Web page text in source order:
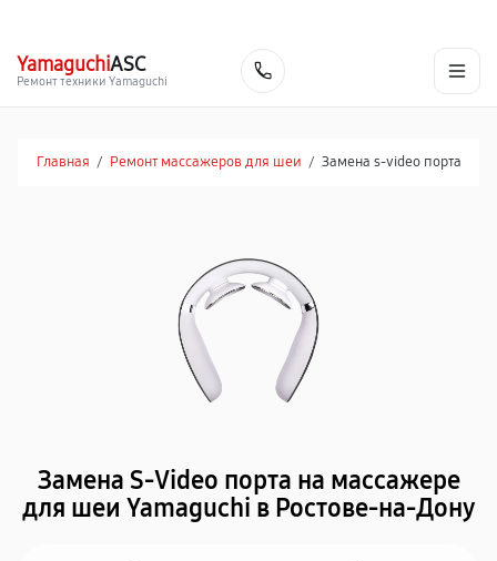
YamaguchiASC
Ремонт техники Yamaguchi
Главная / Ремонт массажеров для шеи / Замена s-video порта
Замена S-Video порта на массажере
для шеи Yamaguchi в Ростове-на-Дону